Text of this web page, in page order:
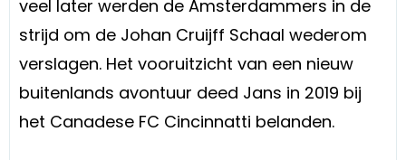
veel later werden de Amsterdammers in de
strijd om de Johan Cruijff Schaal wederom
verslagen. Het vooruitzicht van een nieuw
buitenlands avontuur deed Jans in 2019 bij
het Canadese FC Cincinnatti belanden.